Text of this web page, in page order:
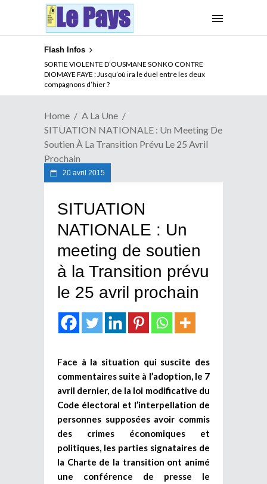
Flash Infos
SORTIE VIOLENTE D’OUSMANE SONKO CONTRE
DIOMAYE FAYE : Jusqu’où ira le duel entre les deux
compagnons d’hier ?
NOUVELLE ATTAQUE MEURTRIERE DES ADF EN RDC :
Comment arrêter la spirale de la violence au Congo
Home
A La Une
SITUATION NATIONALE : Un Meeting De
Soutien À La Transition Prévu Le 25 Avril
Prochain
20 avril 2015
SITUATION
NATIONALE : Un
meeting de soutien
à la Transition prévu
le 25 avril prochain
Face à la situation qui suscite des
commentaires suite à l’adoption, le 7
avril dernier, de la loi modificative du
Code électoral et l’interpellation de
personnes supposées avoir commis
des crimes économiques et
politiques, les parties signataires de
la Charte de la transition ont animé
une conférence de presse le